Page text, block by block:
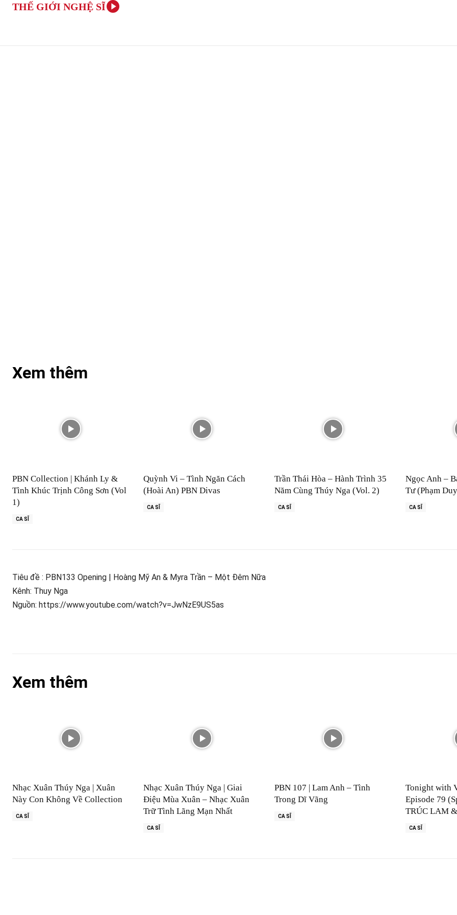
THẾ GIỚI NGHỆ SĨ
Xem thêm
PBN Collection | Khánh Ly &
Tình Khúc Trịnh Công Sơn (Vol
1)
CA SĨ
Quỳnh Vi – Tình Ngăn Cách
(Hoài An) PBN Divas
CA SĨ
Trần Thái Hòa – Hành Trình 35
Năm Cùng Thúy Nga (Vol. 2)
CA SĨ
Ngọc Anh –
Tư (Phạm
CA SĨ
Tiêu đề : PBN133 Opening | Hoàng Mỹ An & Myra Trần – Một Đêm Nữa
Kênh: Thuy Nga
Nguồn: https://www.youtube.com/watch?v=JwNzE9US5as
Xem thêm
Nhạc Xuân Thúy Nga | Xuân
Này Con Không Về Collection
CA SĨ
Nhạc Xuân Thúy Nga | Giai
Điệu Mùa Xuân – Nhạc Xuân
Trữ Tình Lãng Mạn Nhất
CA SĨ
PBN 107 | Lam Anh – Tình
Trong Dĩ Vãng
CA SĨ
Tonight with
Episode 79
TRÚC LAM
CA SĨ